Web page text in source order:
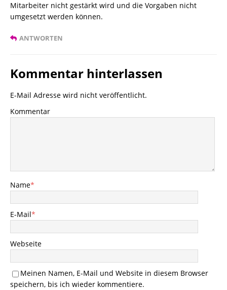
Mitarbeiter nicht gestärkt wird und die Vorgaben nicht
umgesetzt werden können.
ANTWORTEN
Kommentar hinterlassen
E-Mail Adresse wird nicht veröffentlicht.
Kommentar
Name*
E-Mail*
Webseite
Meinen Namen, E-Mail und Website in diesem Browser
speichern, bis ich wieder kommentiere.